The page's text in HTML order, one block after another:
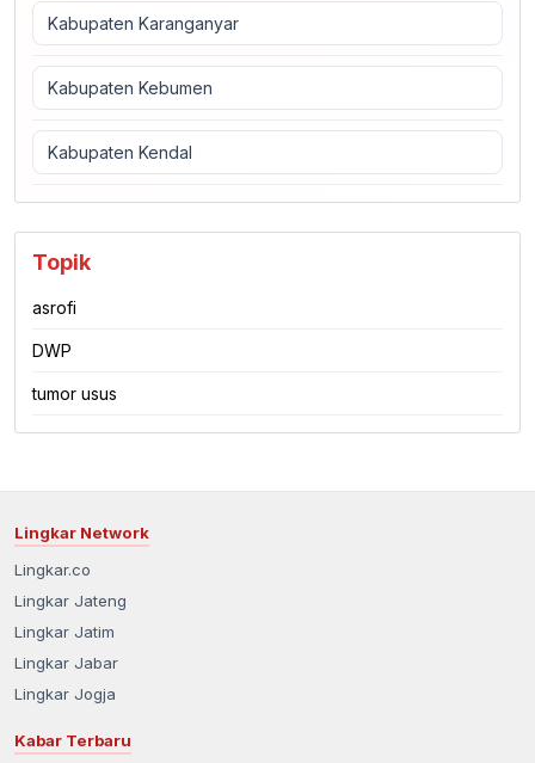
Kabupaten Karanganyar
Kabupaten Kebumen
Kabupaten Kendal
Topik
asrofi
DWP
tumor usus
Lingkar Network
Lingkar.co
Lingkar Jateng
Lingkar Jatim
Lingkar Jabar
Lingkar Jogja
Kabar Terbaru